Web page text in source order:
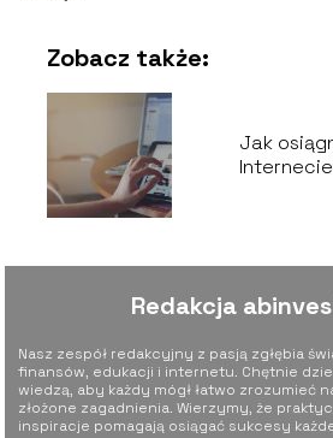
Zobacz także:
Jak
Redakcja
Nasz zespół redakcyjny z pasją zgłębia
finansów, edukacji i internetu. Chętnie
wiedzą, aby każdy mógł łatwo zrozumieć
złożone zagadnienia. Wierzymy, że
inspiracje pomagają osiągać sukcesy